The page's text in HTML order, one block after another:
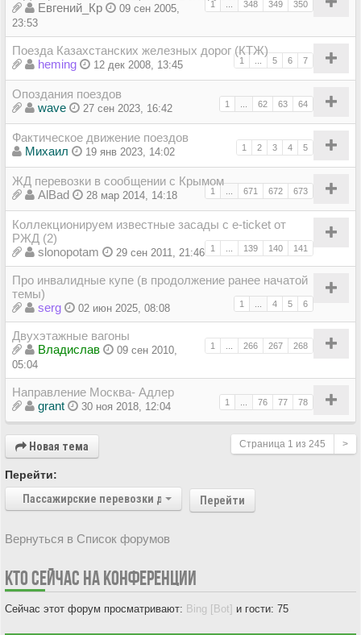
1 348 349 350
Евгений_Кр
09 сен 2005,
23:53
Поезда Казахстанских железных дорог (КТЖ)
1 5 6 7
heming 12 дек 2008, 13:45
Опоздания поездов
1 62 63 64
wave 27 сен 2023, 16:42
Фактическое движение поездов
1 2 3 4 5
Михаил 19 янв 2023, 14:02
ЖД перевозки в сообщении с Крымом
1 671 672 673
AlBad 28 мар 2014, 14:18
Коллекционируем известные засады с e-ticket от
РЖД (2)
1 139 140 141
slonopotam 29 сен 2011, 21:46
Про инвалидные купе (в продолжение ранее начатой
темы)
1 4 5 6
serg 02 июн 2025, 08:08
Двухэтажные вагоны
1 266 267 268
Владиcлав
09 сен 2010,
05:04
Направление Москва- Адлер
1 76 77 78
grant 30 ноя 2018, 12:04
Новая тема Страница 1 из 245 >
Перейти:
Пассажирские перевозки дальнего следования
Перейти
Вернуться в Список форумов
КТО СЕЙЧАС НА КОНФЕРЕНЦИИ
Сейчас этот форум просматривают: Bing [Bot] и гости: 75